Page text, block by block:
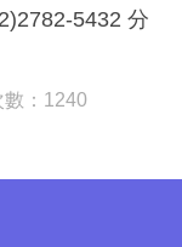
2782-5432 分
：1240